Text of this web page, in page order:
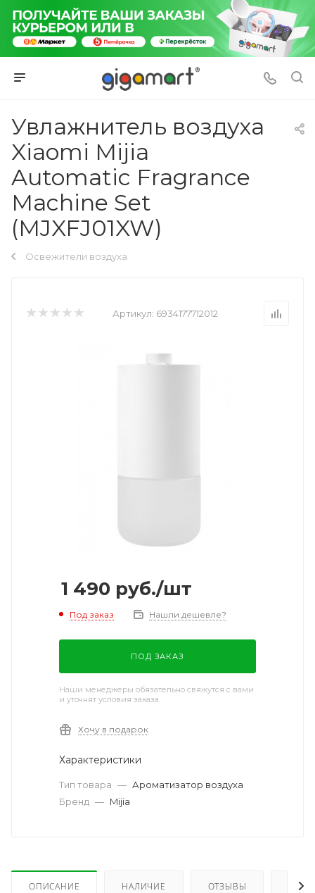
Увлажнитель воздуха
Xiaomi Mijia
Automatic Fragrance
Machine Set
(MJXFJ01XW)
Освежители воздуха
Артикул: 6934177712012
1 490 руб./шт
Под заказ Нашли дешевле?
ПОД ЗАКАЗ
Наши менеджеры обязательно свяжутся с вами
и уточнят условия заказа
Хочу в подарок
Характеристики
Тип товара — Ароматизатор воздуха
Бренд — Mijia
ОПИСАНИЕ НАЛИЧИЕ ОТЗЫВЫ КАК